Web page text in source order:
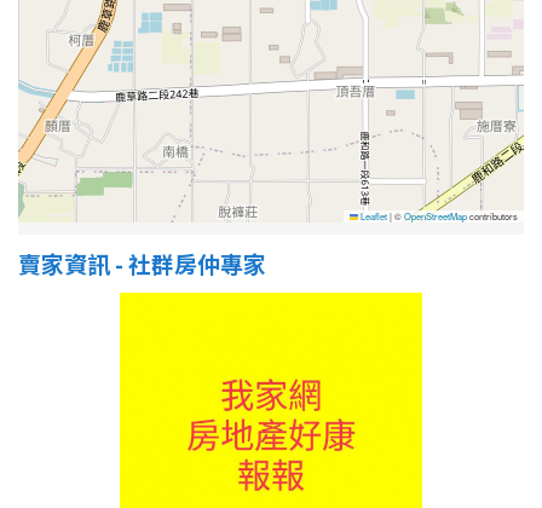
屋齡
不拘
5 年以下
5-10 年 10-20 年
20-30 年
Leaflet|©OpenStreetMapcontributors
賣家資訊 - 社群房仲專家